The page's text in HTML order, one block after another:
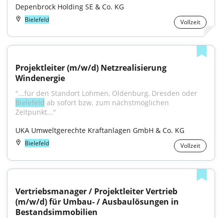
Depenbrock Holding SE & Co. KG
Bielefeld Vollzeit
Projektleiter (m/w/d) Netzrealisierung
Windenergie
Bielefeld ab sofort bzw. zum nächstmöglichen
Zeitpunkt..."
UKA Umweltgerechte Kraftanlagen GmbH & Co. KG
Bielefeld Vollzeit
Vertriebsmanager / Projektleiter Vertrieb
(m/w/d) für Umbau- / Ausbaulösungen in
Bestandsimmobilien